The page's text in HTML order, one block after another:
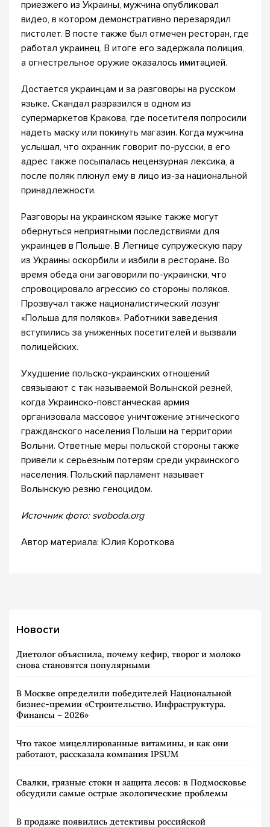
приезжего из Украины, мужчина опубликовал
видео, в котором демонстративно перезарядил
пистолет. В посте также был отмечен ресторан, где
работал украинец. В итоге его задержала полиция,
а огнестрельное оружие оказалось имитацией.
Достается украинцам и за разговоры на русском
языке. Скандал разразился в одном из
супермаркетов Кракова, где посетителя попросили
надеть маску или покинуть магазин. Когда мужчина
услышал, что охранник говорит по-русски, в его
адрес также посыпалась нецензурная лексика, а
после поляк плюнул ему в лицо из-за национальной
принадлежности.
Разговоры на украинском языке также могут
обернуться неприятными последствиями для
украинцев в Польше. В Легнице супружескую пару
из Украины оскорбили и избили в ресторане. Во
время обеда они заговорили по-украински, что
спровоцировало агрессию со стороны поляков.
Прозвучал также националистический лозунг
«Польша для поляков». Работники заведения
вступились за униженных посетителей и вызвали
полицейских.
Ухудшение польско-украинских отношений
связывают с так называемой Волынской резней,
когда Украинско-повстанческая армия
организовала массовое уничтожение этнического
гражданского населения Польши на территории
Волыни. Ответные меры польской стороны также
привели к серьезным потерям среди украинского
населения. Польский парламент называет
Волынскую резню геноцидом.
Источник фото: svoboda.org
Автор материала: Юлия Короткова
Новости
Диетолог объяснила, почему кефир, творог и молоко
снова становятся популярными
В Москве определили победителей Национальной
бизнес-премии «Строительство. Инфраструктура.
Финансы – 2026»
Что такое мицеллированные витамины, и как они
работают, рассказала компания IPSUM
Свалки, грязные стоки и защита лесов: в Подмосковье
обсудили самые острые экологические проблемы
В продаже появились детективы российской